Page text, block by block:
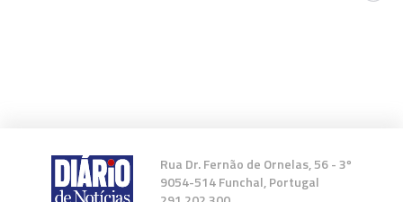
Rua Dr. Fernão de Ornelas, 56 - 3º
9054-514 Funchal, Portugal